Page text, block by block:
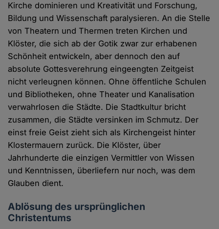
Kirche dominieren und Kreativität und Forschung,
Bildung und Wissenschaft paralysieren. An die Stelle
von Theatern und Thermen treten Kirchen und
Klöster, die sich ab der Gotik zwar zur erhabenen
Schönheit entwickeln, aber dennoch den auf
absolute Gottesverehrung eingeengten Zeitgeist
nicht verleugnen können. Ohne öffentliche Schulen
und Bibliotheken, ohne Theater und Kanalisation
verwahrlosen die Städte. Die Stadtkultur bricht
zusammen, die Städte versinken im Schmutz. Der
einst freie Geist zieht sich als Kirchengeist hinter
Klostermauern zurück. Die Klöster, über
Jahrhunderte die einzigen Vermittler von Wissen
und Kenntnissen, überliefern nur noch, was dem
Glauben dient.
Ablösung des ursprünglichen
Christentums